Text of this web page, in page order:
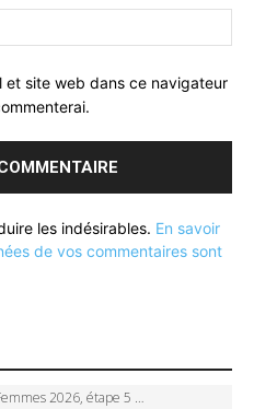
et site web dans ce navigateur
les indésirables. En savoir
de vos commentaires sont
gagne à Belleville, Reusser en jaune, Ferrand-Prévot coule